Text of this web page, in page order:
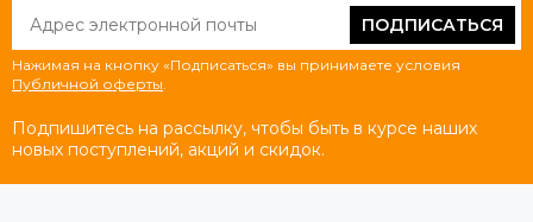
ПОДПИСАТЬСЯ
Нажимая на кнопку «Подписаться» вы принимаете условия
Публичной оферты
Подпишитесь на рассылку, чтобы быть в курсе наших
новых поступлений, акций и скидок.